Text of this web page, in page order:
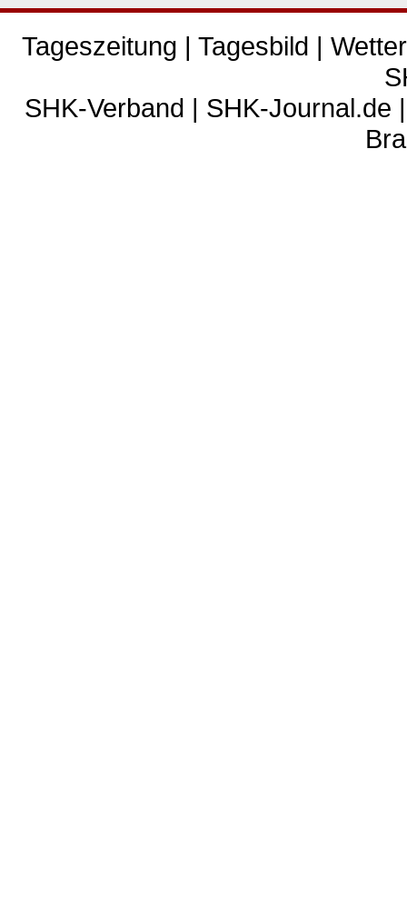
Tageszeitung | Tagesbild | Wetter
SHK-Verband | SHK-Journal.de